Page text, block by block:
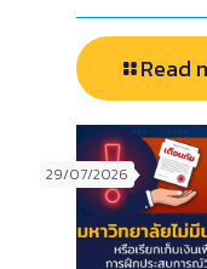
Read
29/07/2026